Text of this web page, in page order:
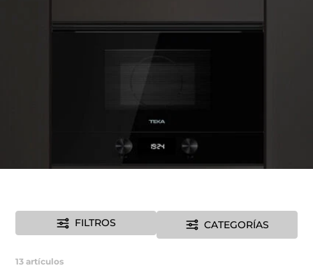
FILTROS CATEGORÍAS
13 artículos